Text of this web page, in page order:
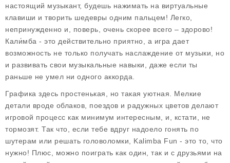
настоящий музыкант, будешь нажимать на виртуальные
клавиши и творить шедевры одним пальцем! Легко,
непринужденно и, поверь, очень скорее всего – здорово!
Кали́мба - это действительно приятно, а игра дает
возможность не только получать наслаждение от музыки, но
и развивать свои музыкальные навыки, даже если ты
раньше не умел ни одного аккорда.
Графика здесь простенькая, но такая уютная. Мелкие
детали вроде облаков, поездов и радужных цветов делают
игровой процесс как минимум интересным, и, кстати, не
тормозят. Так что, если тебе вдруг надоело гонять по
шутерам или решать головоломки, Kalimba Fun - это то, что
нужно! Плюс, можно поиграть как один, так и с друзьями на